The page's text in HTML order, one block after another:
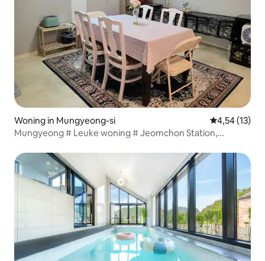
Woning in Mungyeong-si Gemiddelde
4,54 (13)
Mungyeong # Leuke woning # Jeomchon Station,
fietspad